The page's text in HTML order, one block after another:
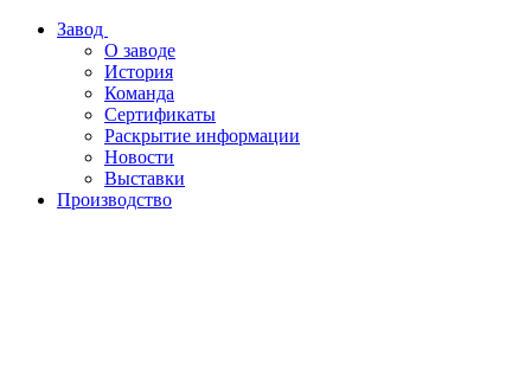
Завод
О заводе
История
Команда
Сертификаты
Раскрытие информации
Новости
Выставки
Производство